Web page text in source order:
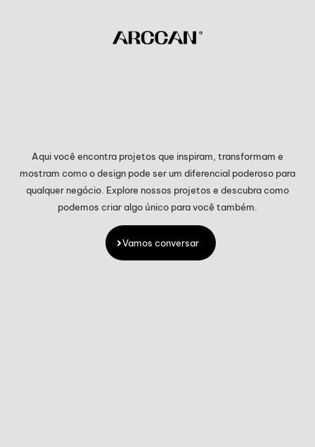
Aqui você encontra projetos que inspiram, transformam e
mostram como o design pode ser um diferencial poderoso para
qualquer negócio. Explore nossos projetos e descubra como
podemos criar algo único para você também.
Vamos conversar